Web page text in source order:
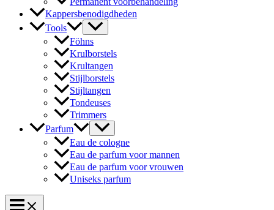
Kappersbenodigdheden
Tools
Föhns
Krulborstels
Krultangen
Stijlborstels
Stijltangen
Tondeuses
Trimmers
Parfum
Eau de cologne
Eau de parfum voor mannen
Eau de parfum voor vrouwen
Uniseks parfum